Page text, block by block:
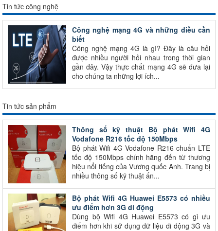
Tin tức công nghệ
Công nghệ mạng 4G và những điều cần
biết
Công nghệ mạng 4G là gì? Đây là câu hỏi
được nhiều người hỏi nhau trong thời gian
gần đây. Vậy thực chất mạng 4G sẽ đưa lại
cho chúng ta những lợi ích...
Tin tức sản phẩm
Thông số kỹ thuật Bộ phát Wifi 4G
Vodafone R216 tốc độ 150Mbps
Bộ phát Wifi 4G Vodafone R216 chuẩn LTE
tốc độ 150Mbps chính hãng đến từ thương
hiệu nổi tiếng của Vương quốc Anh. Trang bị
nhiều thông số kỹ thuật ấn...
Bộ phát Wifi 4G Huawei E5573 có nhiều
ưu điểm hơn 3G di động
Dùng bộ Wifi 4G Huawei E5573 có gì ưu
điểm hơn khi sử dụng dữ liệu di động 3G và